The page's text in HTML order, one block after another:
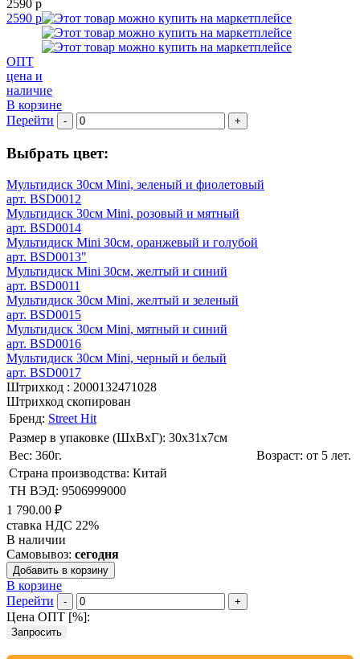
2590 р
2590 р
ОПТ
цена и
наличие
В корзине
Перейти
- +
Выбрать цвет:
Мультидиск 30см Mini, зеленый и фиолетовый
арт. BSD0012
Мультидиск 30см Mini, розовый и мятный
арт. BSD0014
Мультидиск Mini 30см, оранжевый и голубой
арт. BSD0013"
Мультидиск Mini 30см, желтый и синий
арт. BSD0011
Мультидиск 30см Mini, желтый и зеленый
арт. BSD0015
Мультидиск 30см Mini, мятный и синий
арт. BSD0016
Мультидиск 30см Mini, черный и белый
арт. BSD0017
Штрихкод : 2000132471028
Штрихкод скопирован
Бренд: Street Hit
Размер в упаковке (ШхВxГ): 30х31х7cм
Вес: 360г.
Возраст: от 5 лет.
Страна производства: Китай
ТН ВЭД: 9506999000
1 790.00 ₽
ставка НДС 22%
В наличии
Самовывоз: сегодня
Добавить в корзину
В корзине
Перейти
- +
Цена ОПТ [%]:
Запросить